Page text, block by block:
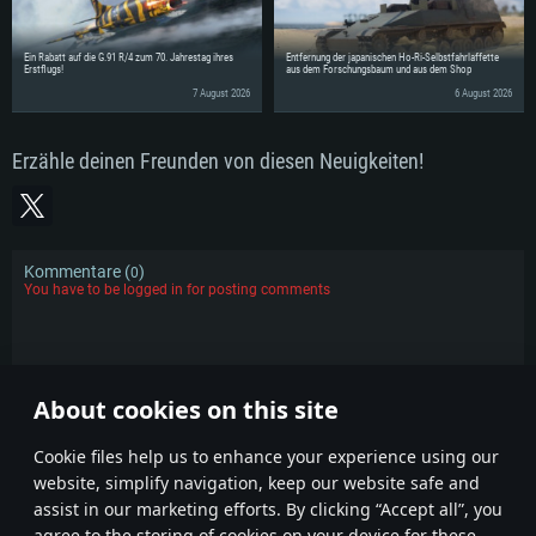
About cookies on this site
Сookie files help us to enhance your experience using our
website, simplify navigation, keep our website safe and
assist in our marketing efforts. By clicking “Accept all”, you
Ein Rabatt auf die G.91 R/4 zum 70. Jahrestag ihres
Erstflugs!
7 August 2026
Entfernung der japanischen Ho-Ri-Selbstfahrlaffette
aus dem Forschungsbaum und aus dem Shop
6 August 2026
Erzähle deinen Freunden von diesen Neuigkeiten!
Kommentare (0)
You have to be logged in for posting comments